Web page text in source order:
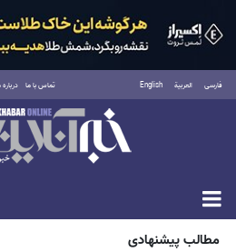
فارسی العربية English تماس با ما درباره
جمعه ۱۶ مرداد ۱۴۰۵
مطالب پیشنهادی